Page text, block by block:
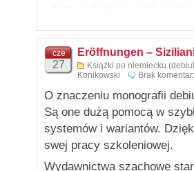
Jeszcze w trakcie tej pracy
zainteresowało się tym
„Oczekujemy na wersję
współpracy z szefem
niemiecka ma 302 strony
polskiej jest 37
cze
27
Eröffnungen –
Książki po niemiecku
Konikowski
Brak
O znaczeniu monografii
Są one dużą pomocą w
systemów i wariantów.
swej pracy szkoleniowej.
Wydawnictwa szachowe